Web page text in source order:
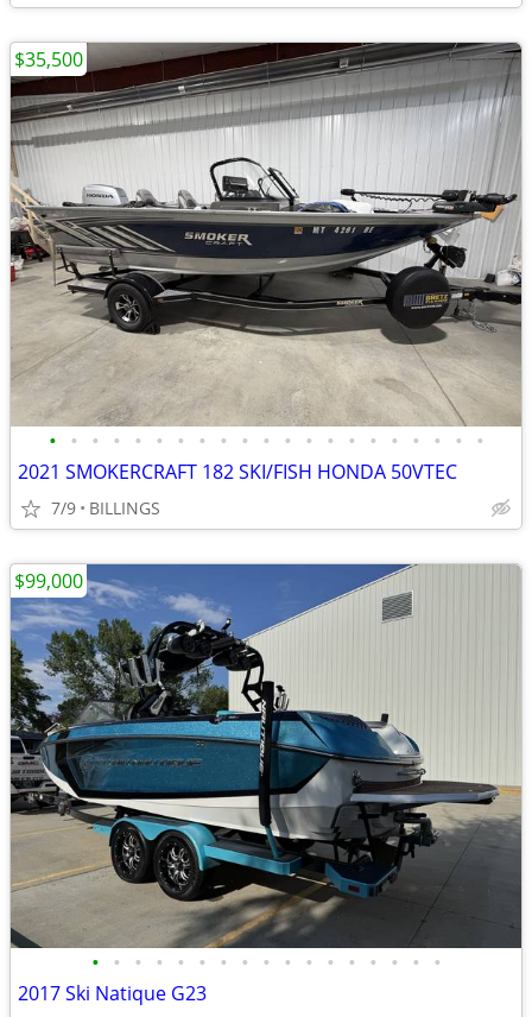
• • • • • • • • • • • • • • • • • • • • •
2021 SMOKERCRAFT 182 SKI/FISH HONDA 50VTEC
7/9 BILLINGS
$35,500
• • • • • • • • • • • • • • • • •
2017 Ski Natique G23
$99,000